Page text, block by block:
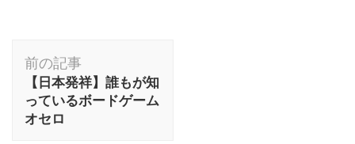
投
稿
ナ
ビ
前の記事
【日本発祥】誰もが知
っているボードゲーム
オセロ